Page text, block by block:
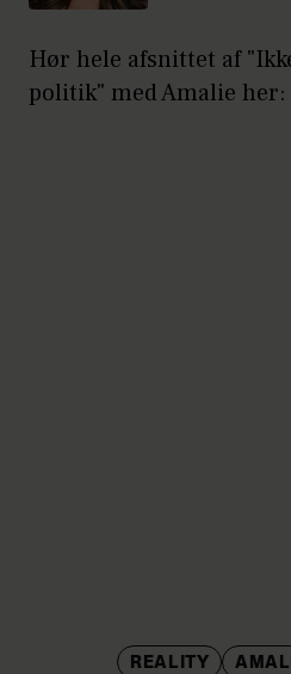
Hør hele afsnittet af
politik" med Amalie her:
REALITY